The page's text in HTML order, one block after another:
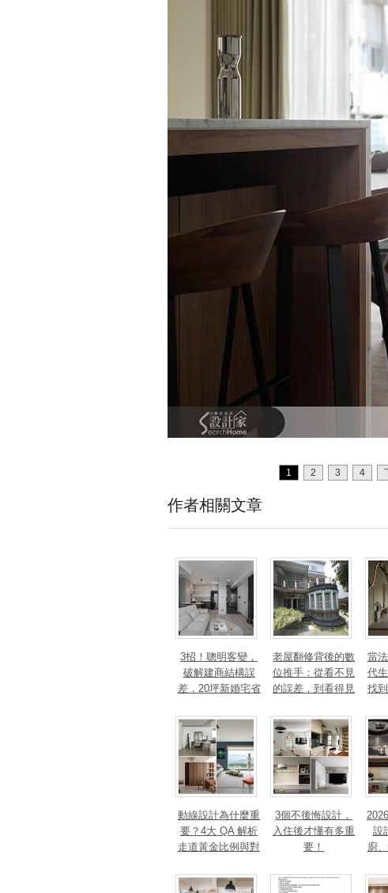
1 2 3 4
作者相關文章
3招！聰明客變，
破解建商結構誤
差，20坪新婚宅省
錢
老屋翻修背後的數
位推手：從看不見
的誤差，到看得見
當
代
找
動線設計為什麼重
要？4大 QA 解析
走道黃金比例與對
3個不後悔設計，
入住後才懂有多重
要！
設
廚
讓